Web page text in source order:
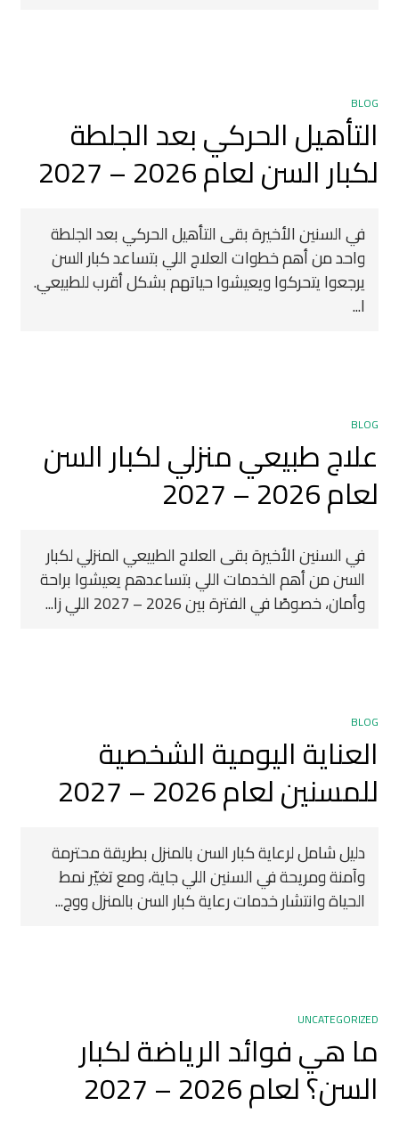
BLOG
التأهيل الحركي بعد الجلطة
لكبار السن لعام 2026 – 2027
في السنين الأخيرة بقى التأهيل الحركي بعد الجلطة
واحد من أهم خطوات العلاج اللي بتساعد كبار السن
يرجعوا يتحركوا ويعيشوا حياتهم بشكل أقرب للطبيعي.
ا...
BLOG
علاج طبيعي منزلي لكبار السن
لعام 2026 – 2027
في السنين الأخيرة بقى العلاج الطبيعي المنزلي لكبار
السن من أهم الخدمات اللي بتساعدهم يعيشوا براحة
وأمان، خصوصًا في الفترة بين 2026 – 2027 اللي زا...
BLOG
العناية اليومية الشخصية
للمسنين لعام 2026 – 2027
دليل شامل لرعاية كبار السن بالمنزل بطريقة محترمة
وآمنة ومريحة في السنين اللي جاية، ومع تغيّر نمط
الحياة وانتشار خدمات رعاية كبار السن بالمنزل ووج...
UNCATEGORIZED
ما هي فوائد الرياضة لكبار
السن؟ لعام 2026 – 2027